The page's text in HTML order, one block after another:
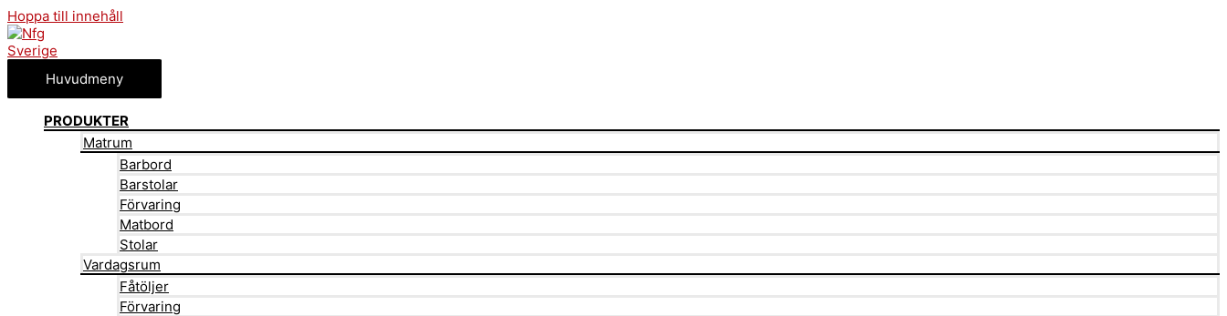
Hoppa till innehåll
Huvudmeny
PRODUKTER
Matrum
Barbord
Barstolar
Förvaring
Matbord
Stolar
Vardagsrum
Fåtöljer
Förvaring